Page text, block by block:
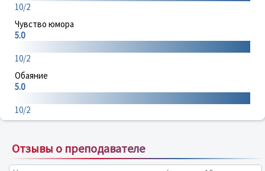
10/2
Чувство юмора
5.0
10/2
Обаяние
5.0
10/2
Отзывы о преподавателе